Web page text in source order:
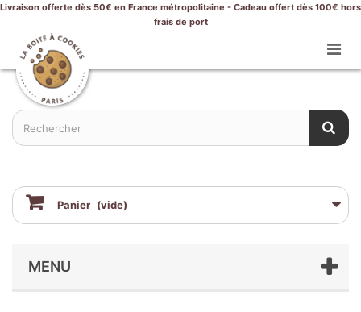
Livraison offerte dès 50€ en France métropolitaine - Cadeau offert dès 100€ hors
frais de port
Panier (vide)
MENU